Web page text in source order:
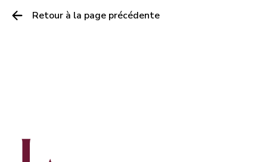
Retour à la page précédente